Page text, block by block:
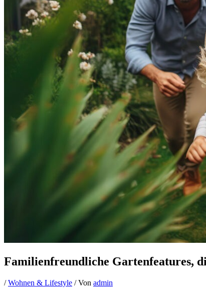
Familienfreundliche Gartenfeatures,
/Wohnen & Lifestyle / Von admin